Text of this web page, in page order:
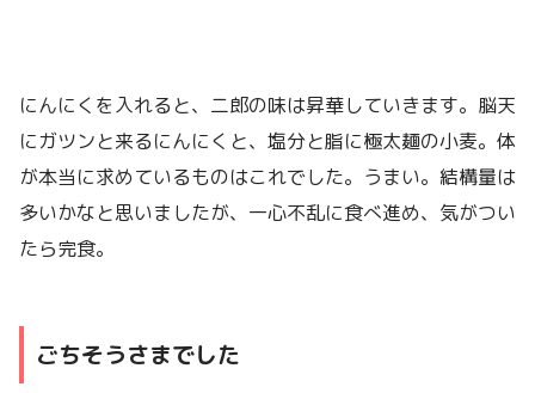
にんにくを入れると、二郎の味は昇華していきます。脳天
にガツンと来るにんにくと、塩分と脂に極太麺の小麦。体
が本当に求めているものはこれでした。うまい。結構量は
多いかなと思いましたが、一心不乱に食べ進め、気がつい
たら完食。
ごちそうさまでした